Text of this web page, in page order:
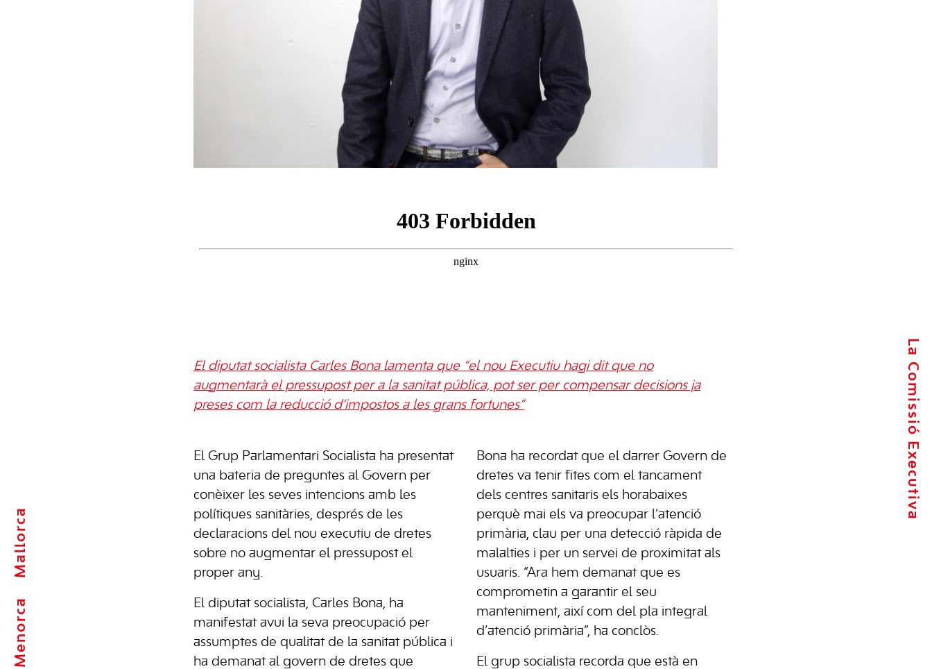
Menorca
Mallorca
La Comissió Executiva
El diputat socialista Carles Bona lamenta que “el nou Executiu hagi dit que no
augmentarà el pressupost per a la sanitat pública, pot ser per compensar decisions ja
preses com la reducció d’impostos a les grans fortunes”
El Grup Parlamentari Socialista ha presentat
una bateria de preguntes al Govern per
conèixer les seves intencions amb les
polítiques sanitàries, després de les
declaracions del nou executiu de dretes
sobre no augmentar el pressupost el
proper any.
El diputat socialista, Carles Bona, ha
manifestat avui la seva preocupació per
assumptes de qualitat de la sanitat pública i
ha demanat al govern de dretes que
Bona ha recordat que el darrer Govern de
dretes va tenir fites com el tancament
dels centres sanitaris els horabaixes
perquè mai els va preocupar l’atenció
primària, clau per una detecció ràpida de
malalties i per un servei de proximitat als
usuaris. “Ara hem demanat que es
comprometin a garantir el seu
manteniment, així com del pla integral
d’atenció primària”, ha conclòs.
El grup socialista recorda que està en